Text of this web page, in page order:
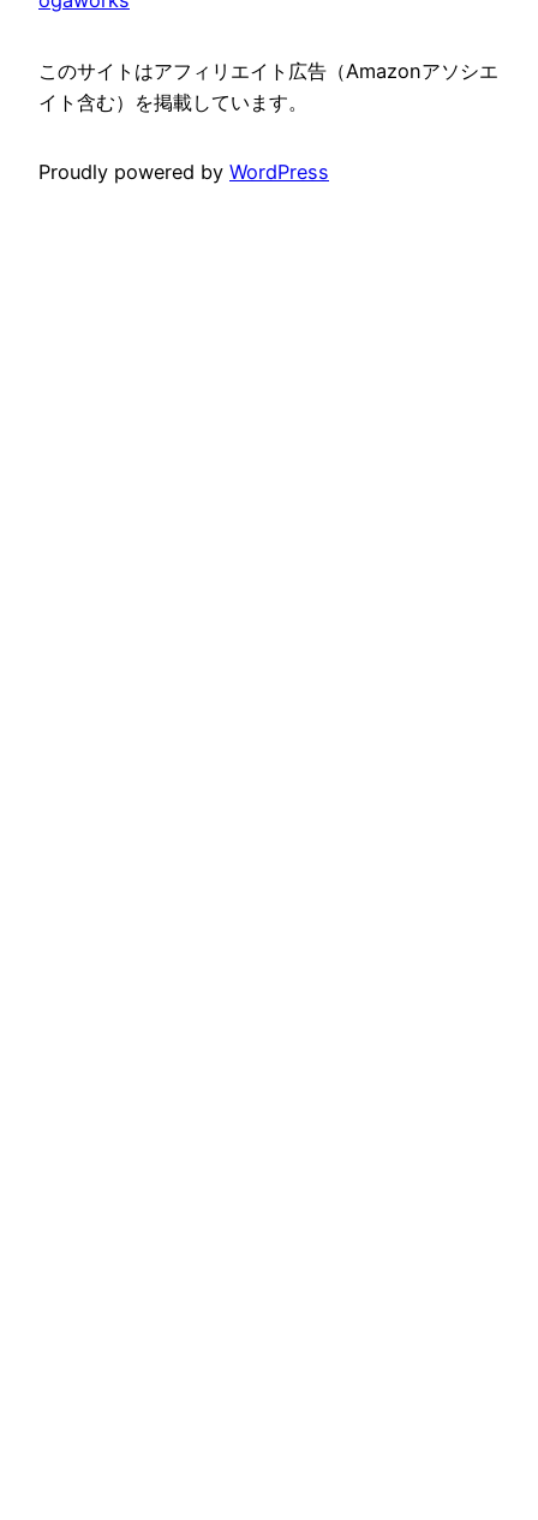
このサイトはアフィリエイト広告（Amazonアソシエ
イト含む）を掲載しています。
Proudly powered by WordPress